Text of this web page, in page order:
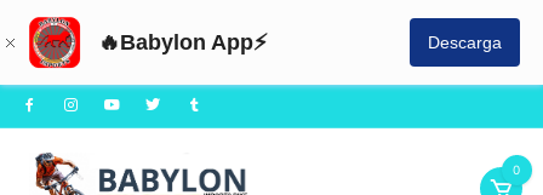
🔥Babylon App⚡ Descarga
Saltar
al
contenido
0